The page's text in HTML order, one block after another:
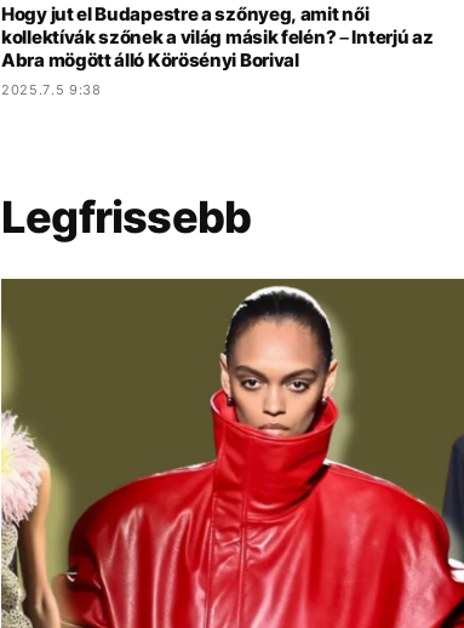
Hogy jut el Budapestre a szőnyeg, amit női
kollektívák szőnek a világ másik felén? – Interjú az
Abra mögött álló Körösényi Borival
2025.7.5 9:38
Legfrissebb